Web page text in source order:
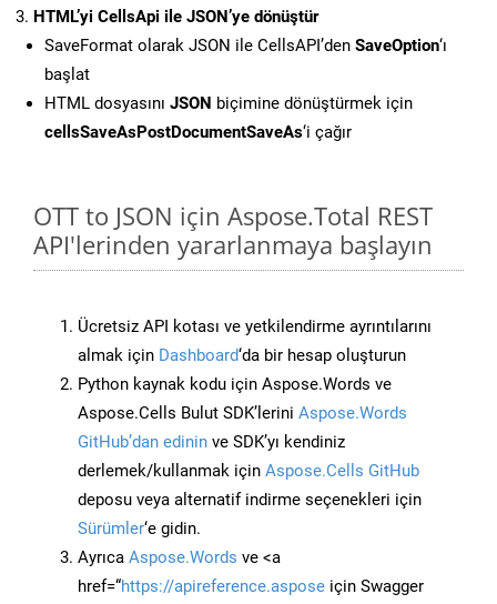
HTML’yi CellsApi ile JSON’ye dönüştür
SaveFormat olarak JSON ile CellsAPI’den SaveOption‘ı
başlat
HTML dosyasını JSON biçimine dönüştürmek için
cellsSaveAsPostDocumentSaveAs‘i çağır
OTT to JSON için Aspose.Total REST
API'lerinden yararlanmaya başlayın
Ücretsiz API kotası ve yetkilendirme ayrıntılarını
almak için Dashboard‘da bir hesap oluşturun
Python kaynak kodu için Aspose.Words ve
Aspose.Cells Bulut SDK’lerini Aspose.Words
GitHub’dan edinin ve SDK’yı kendiniz
derlemek/kullanmak için Aspose.Cells GitHub
deposu veya alternatif indirme seçenekleri için
Sürümler‘e gidin.
Ayrıca Aspose.Words ve <a
href=“https://apireference.aspose için Swagger